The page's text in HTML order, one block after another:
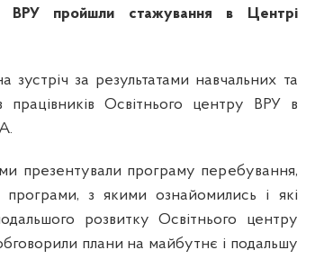
ВРУ пройшли стажування в Центрі
зустріч за результатами навчальних та
працівників Освітнього центру ВРУ в
презентували програму перебування,
програми, з якими ознайомились і які
розвитку Освітнього центру
плани на майбутнє і подальшу